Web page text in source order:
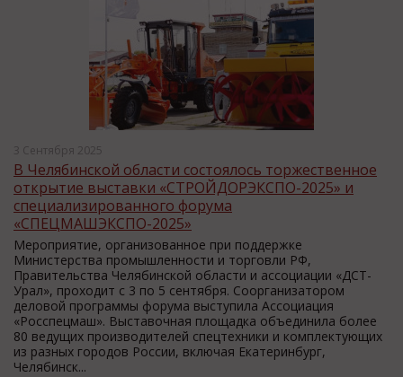
3 Сентября 2025
В Челябинской области состоялось торжественное
открытие выставки «СТРОЙДОРЭКСПО-2025» и
специализированного форума
«СПЕЦМАШЭКСПО-2025»
Мероприятие, организованное при поддержке
Министерства промышленности и торговли РФ,
Правительства Челябинской области и ассоциации «ДСТ-
Урал», проходит с 3 по 5 сентября. Соорганизатором
деловой программы форума выступила Ассоциация
«Росспецмаш». Выставочная площадка объединила более
80 ведущих производителей спецтехники и комплектующих
из разных городов России, включая Екатеринбург,
Челябинск...